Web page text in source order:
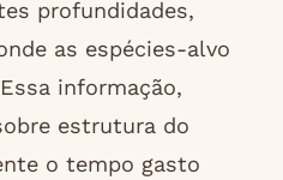
profundidades,
as espécies-alvo
informação,
estrutura do
o tempo gasto